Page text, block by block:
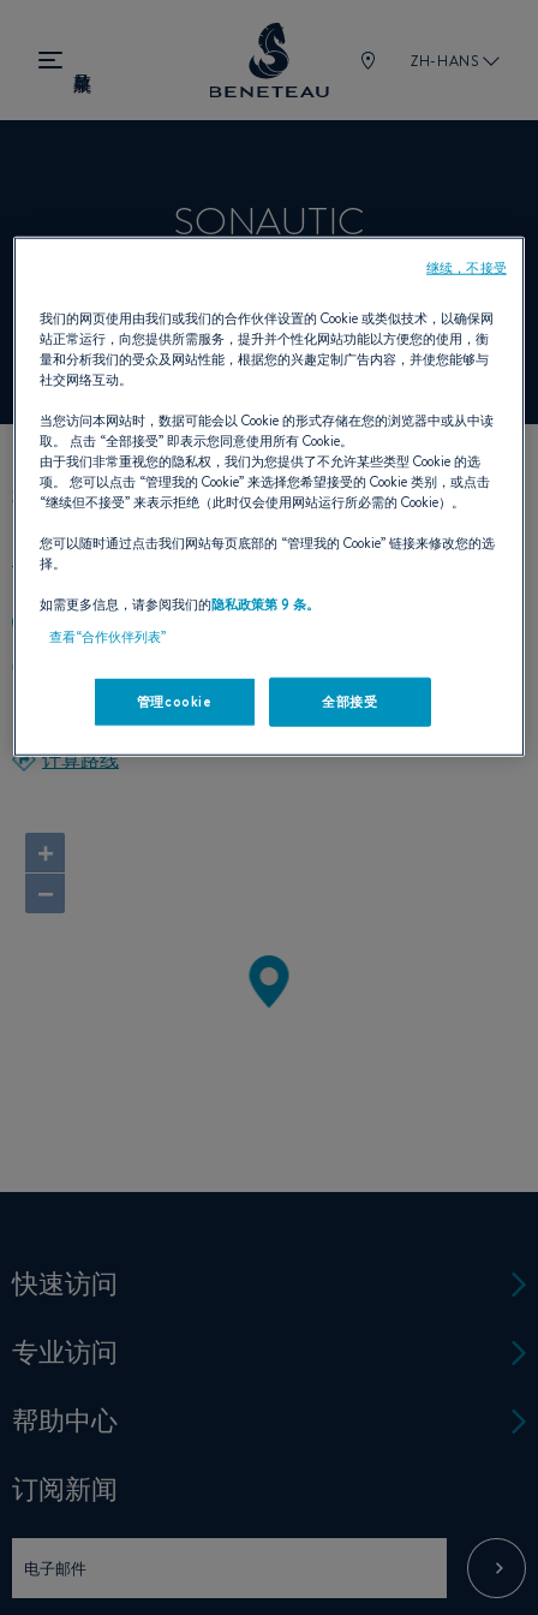
ZH-HANS
SONAUTIC
经销商 舷内机, 舷外机 为 BENETEAU
我们的联络方式
+33385311144
01750 SAINT-LAURENT-SUR-SAONE
France
计算路线
+
−
快速访问
专业访问
帮助中心
订阅新闻
我们的网页使用由我们或我们的合作伙伴设置的 Cookie 或类似技术，以确保网
站正常运行，向您提供所需服务，提升并个性化网站功能以方便您的使用，衡
量和分析我们的受众及网站性能，根据您的兴趣定制广告内容，并使您能够与
社交网络互动。
当您访问本网站时，数据可能会以 Cookie 的形式存储在您的浏览器中或从中读
取。 点击 “全部接受”即表示您同意使用所有 Cookie。
由于我们非常重视您的隐私权，我们为您提供了不允许某些类型 Cookie 的选
项。 您可以点击 “管理我的 Cookie”来选择您希望接受的 Cookie 类别，或点击
“继续但不接受”来表示拒绝（此时仅会使用网站运行所必需的 Cookie）。
您可以随时通过点击我们网站每页底部的 “管理我的 Cookie”链接来修改您的选
择。
如需更多信息，请参阅我们的隐私政策第 9 条。
查看“合作伙伴列表”
管理cookie 全部接受
继续，不接受